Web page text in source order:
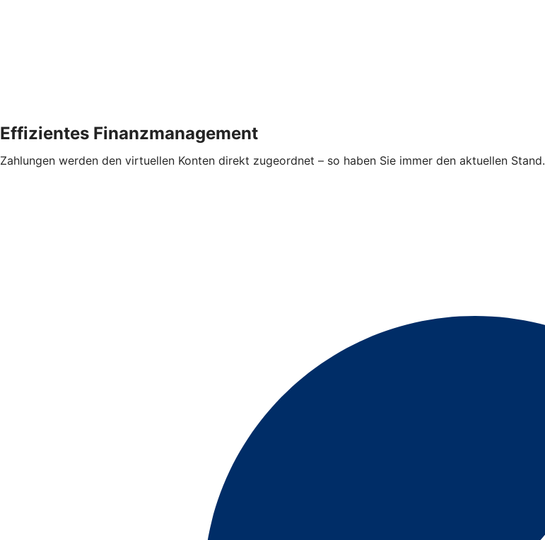
Effizientes Finanzmanagement
Zahlungen werden den virtuellen Konten direkt zugeordnet – so haben Sie immer den aktuellen Stand.